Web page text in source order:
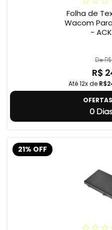
Folha de
Wacom
-
De
R$
Até 12x de
0
21% OFF